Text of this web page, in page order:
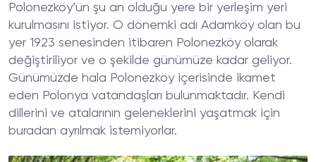
Polonezköy’ün şu an olduğu yere bir yerleşim yeri
kurulmasını istiyor. O dönemki adı Adamköy olan bu
yer 1923 senesinden itibaren Polonezköy olarak
değiştiriliyor ve o şekilde günümüze kadar geliyor.
Günümüzde hala Polonezköy içerisinde ikamet
eden Polonya vatandaşları bulunmaktadır. Kendi
dillerini ve atalarının geleneklerini yaşatmak için
buradan ayrılmak istemiyorlar.